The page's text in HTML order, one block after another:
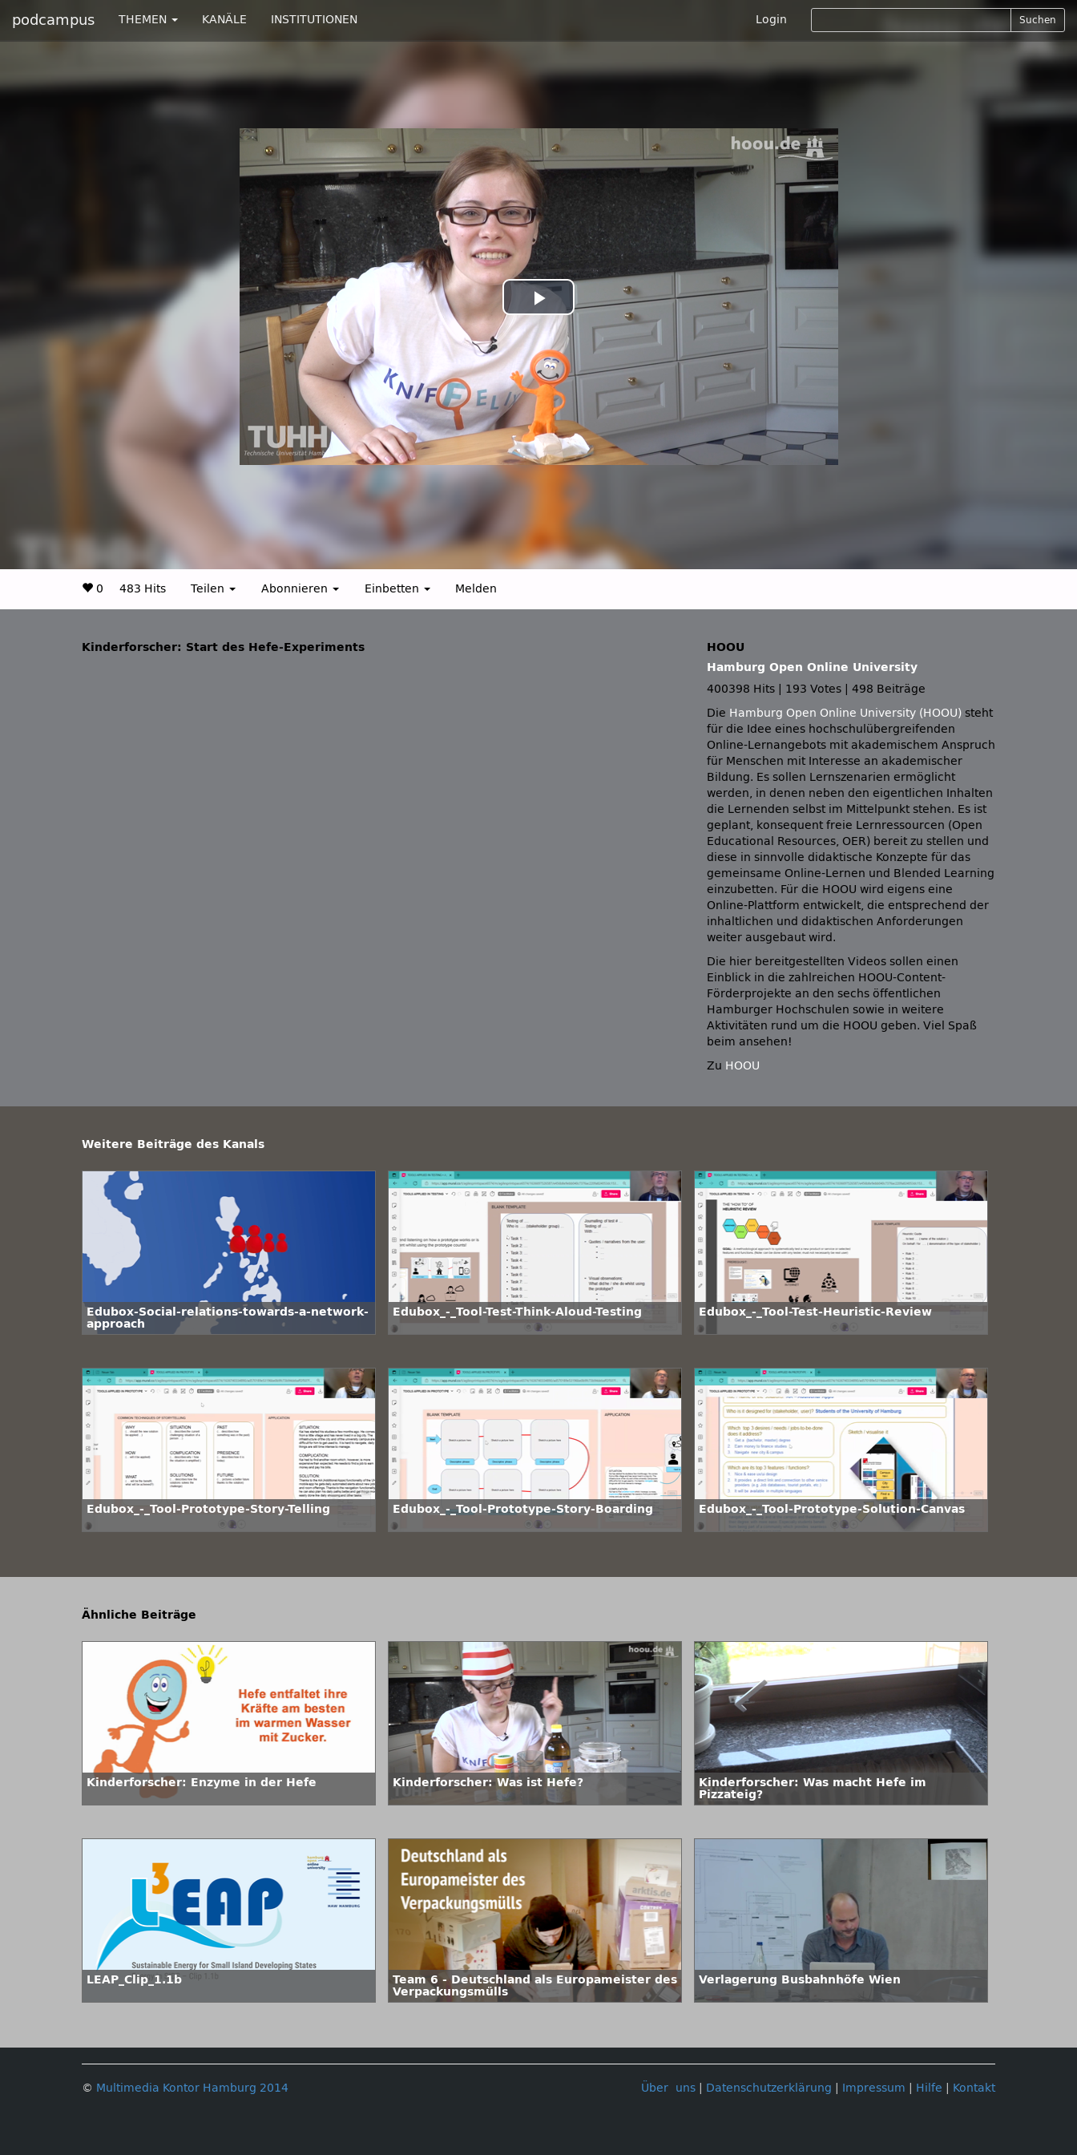
podcampus THEMEN KANÄLE INSTITUTIONEN Login Suchen
Play
Video
0 483 Hits Teilen Abonnieren Einbetten Melden
Kinderforscher: Start des Hefe-Experiments
HOOU
Hamburg Open Online University
400398 Hits
193 Votes
498 Beiträge
Die Hamburg Open Online University (HOOU) steht
für die Idee eines hochschulübergreifenden
Online-Lernangebots mit akademischem Anspruch
für Menschen mit Interesse an akademischer
Bildung. Es sollen Lernszenarien ermöglicht
werden, in denen neben den eigentlichen Inhalten
die Lernenden selbst im Mittelpunkt stehen. Es ist
geplant, konsequent freie Lernressourcen (Open
Educational Resources, OER) bereit zu stellen und
diese in sinnvolle didaktische Konzepte für das
gemeinsame Online-Lernen und Blended Learning
einzubetten. Für die HOOU wird eigens eine
Online-Plattform entwickelt, die entsprechend der
inhaltlichen und didaktischen Anforderungen
weiter ausgebaut wird.
Die hier bereitgestellten Videos sollen einen
Einblick in die zahlreichen HOOU-Content-
Förderprojekte an den sechs öffentlichen
Hamburger Hochschulen sowie in weitere
Aktivitäten rund um die HOOU geben. Viel Spaß
beim ansehen!
Zu HOOU
Weitere Beiträge des Kanals
Edubox-Social-relations-towards-a-network-
approach
Edubox_-_Tool-Test-Think-Aloud-Testing Edubox_-_Tool-Test-Heuristic-Review
Edubox_-_Tool-Prototype-Story-Telling Edubox_-_Tool-Prototype-Story-Boarding Edubox_-_Tool-Prototype-Solution-Canvas
Ähnliche Beiträge
Kinderforscher: Enzyme in der Hefe Kinderforscher: Was ist Hefe?
Kinderforscher: Was macht Hefe im
Pizzateig?
LEAP_Clip_1.1b
Team 6 - Deutschland als Europameister des
Verpackungsmülls
Verlagerung Busbahnhöfe Wien
Über uns Datenschutzerklärung Impressum Hilfe Kontakt
© Multimedia Kontor Hamburg 2014